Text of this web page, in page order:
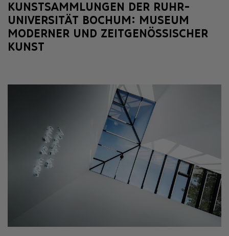
KUNSTSAMMLUNGEN DER RUHR-
UNIVERSITÄT BOCHUM: MUSEUM
MODERNER UND ZEITGENÖSSISCHER
KUNST